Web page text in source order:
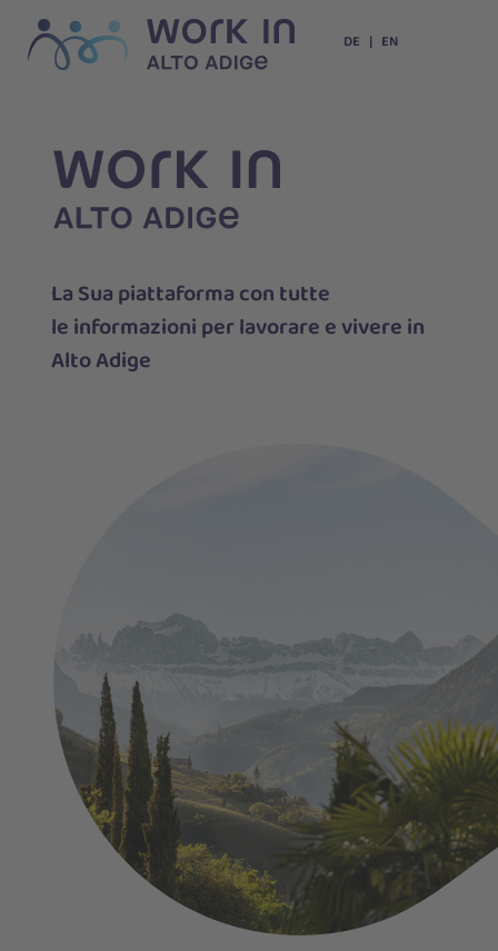
DE EN
La Sua piattaforma con tutte
le informazioni per lavorare e vivere in
Alto Adige